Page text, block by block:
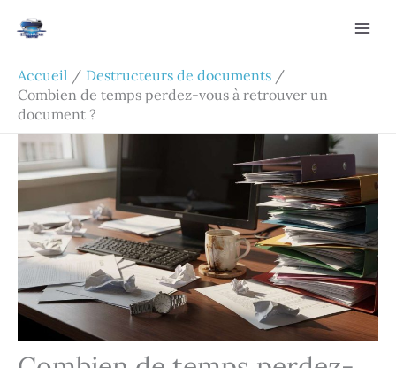
Accueil
Destructeurs de documents
Combien de temps perdez-vous à retrouver un
document ?
Rechercher